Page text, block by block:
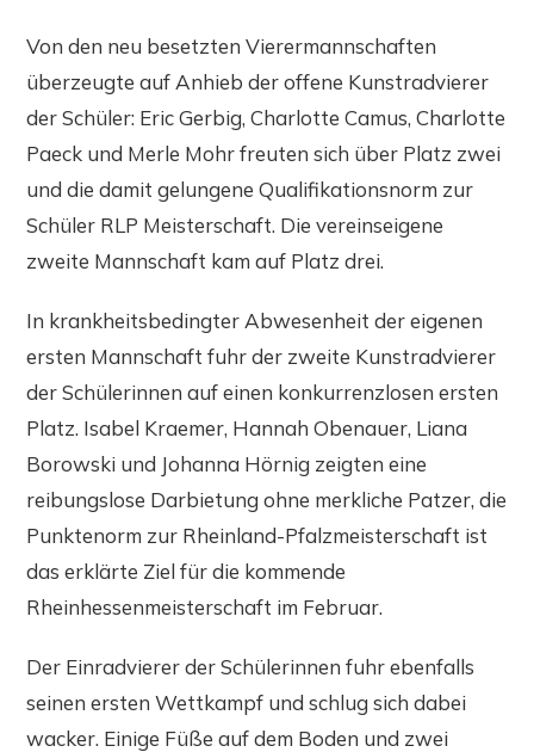
Von den neu besetzten Vierermannschaften
überzeugte auf Anhieb der offene Kunstradvierer
der Schüler: Eric Gerbig, Charlotte Camus, Charlotte
Paeck und Merle Mohr freuten sich über Platz zwei
und die damit gelungene Qualifikationsnorm zur
Schüler RLP Meisterschaft. Die vereinseigene
zweite Mannschaft kam auf Platz drei.
In krankheitsbedingter Abwesenheit der eigenen
ersten Mannschaft fuhr der zweite Kunstradvierer
der Schülerinnen auf einen konkurrenzlosen ersten
Platz. Isabel Kraemer, Hannah Obenauer, Liana
Borowski und Johanna Hörnig zeigten eine
reibungslose Darbietung ohne merkliche Patzer, die
Punktenorm zur Rheinland-Pfalzmeisterschaft ist
das erklärte Ziel für die kommende
Rheinhessenmeisterschaft im Februar.
Der Einradvierer der Schülerinnen fuhr ebenfalls
seinen ersten Wettkampf und schlug sich dabei
wacker. Einige Füße auf dem Boden und zwei